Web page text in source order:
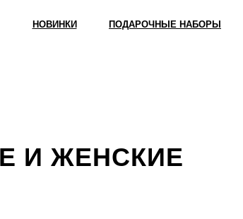
НОВИНКИ ПОДАРОЧНЫЕ НАБОРЫ
И ЖЕНСКИЕ